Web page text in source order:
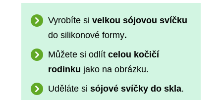
Vyrobíte si velkou sójovou svíčku
do silikonové formy.
Můžete si odlítcelou kočičí
rodinku jako na obrázku.
Uděláte sisójové svíčky do skla.